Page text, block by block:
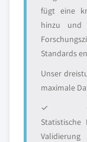
fügt eine
hinzu und
Standards
Unser
maximale
✓
Statistische
Validierung